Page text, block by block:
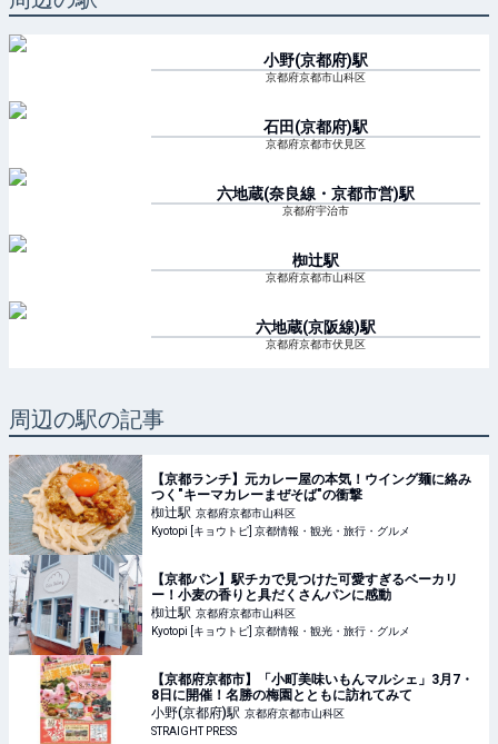
小野(京都府)駅
京都府京都市山科区
石田(京都府)駅
京都府京都市伏見区
六地蔵(奈良線・京都市営)駅
京都府宇治市
椥辻駅
京都府京都市山科区
六地蔵(京阪線)駅
京都府京都市伏見区
周辺の駅の記事
【京都ランチ】元カレー屋の本気！ウイング麺に絡み
つく"キーマカレーまぜそば"の衝撃
椥辻駅 京都府京都市山科区
Kyotopi [キョウトピ] 京都情報・観光・旅行・グルメ
【京都パン】駅チカで見つけた可愛すぎるベーカリ
ー！小麦の香りと具だくさんパンに感動
椥辻駅 京都府京都市山科区
Kyotopi [キョウトピ] 京都情報・観光・旅行・グルメ
【京都府京都市】「小町美味いもんマルシェ」3月7・
8日に開催！名勝の梅園とともに訪れてみて
小野(京都府)駅 京都府京都市山科区
STRAIGHT PRESS